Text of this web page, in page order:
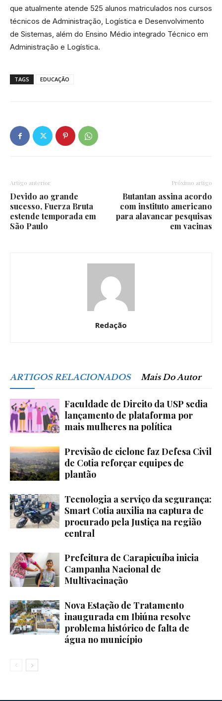
que atualmente atende 525 alunos matriculados nos cursos
técnicos de Administração, Logística e Desenvolvimento
de Sistemas, além do Ensino Médio integrado Técnico em
Administração e Logística.
TAGS EDUCAÇÃO
Artigo anterior
Devido ao grande
sucesso, Fuerza Bruta
estende temporada em
São Paulo
Próximo artigo
Butantan assina acordo
com instituto americano
para alavancar pesquisas
em vacinas
Redação
ARTIGOS RELACIONADOS Mais Do Autor
Faculdade de Direito da USP sedia
lançamento de plataforma por
mais mulheres na política
Previsão de ciclone faz Defesa Civil
de Cotia reforçar equipes de
plantão
Tecnologia a serviço da segurança:
Smart Cotia auxilia na captura de
procurado pela Justiça na região
central
Prefeitura de Carapicuíba inicia
Campanha Nacional de
Multivacinação
Nova Estação de Tratamento
inaugurada em Ibiúna resolve
problema histórico de falta de
água no município